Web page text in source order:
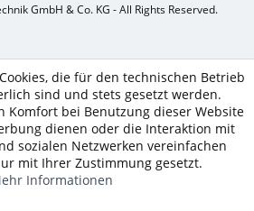
GmbH & Co. KG - All Rights Reserved.
die für den technischen Betrieb
sind und stets gesetzt werden.
Komfort bei Benutzung dieser Website
dienen oder die Interaktion mit
sozialen Netzwerken vereinfachen
mit Ihrer Zustimmung gesetzt.
Informationen